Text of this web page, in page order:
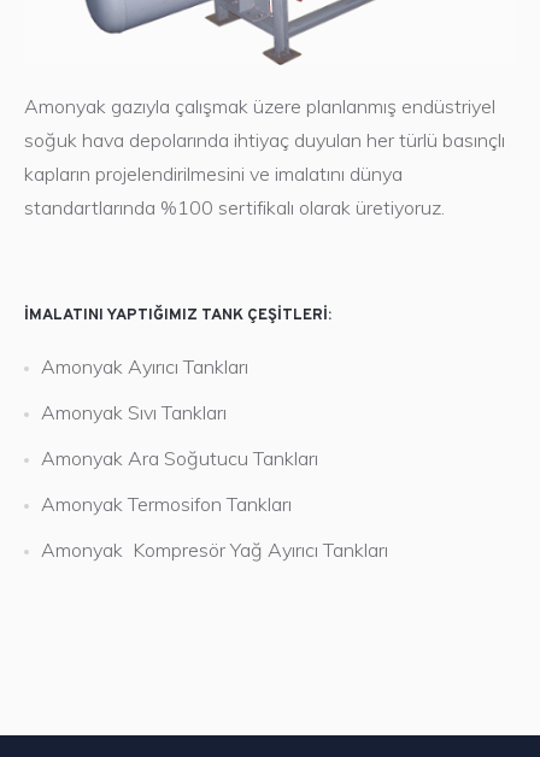
Amonyak gazıyla çalışmak üzere planlanmış endüstriyel
soğuk hava depolarında ihtiyaç duyulan her türlü basınçlı
kapların projelendirilmesini ve imalatını dünya
standartlarında %100 sertifikalı olarak üretiyoruz.
İMALATINI YAPTIĞIMIZ TANK ÇEŞITLERI:
Amonyak Ayırıcı Tankları
Amonyak Sıvı Tankları
Amonyak Ara Soğutucu Tankları
Amonyak Termosifon Tankları
Amonyak Kompresör Yağ Ayırıcı Tankları
Endüstriyel
her işi bir referans olarak
kalitesini ön planda tutan
teknolojik gelişmeleri
台灣壯陽藥購買